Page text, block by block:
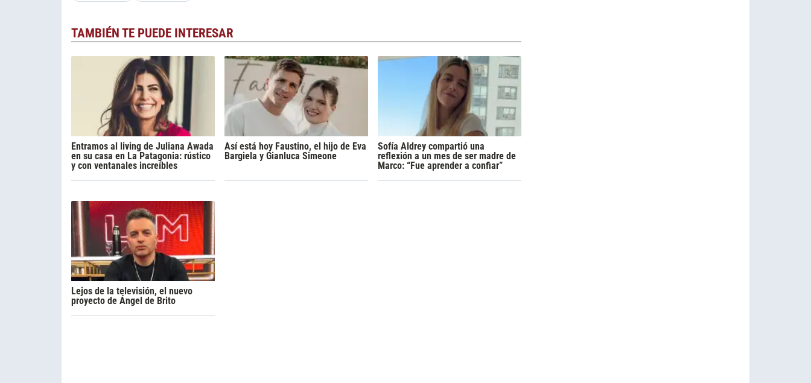
TAMBIÉN TE PUEDE INTERESAR
Entramos al living de Juliana Awada
en su casa en La Patagonia: rústico
y con ventanales increíbles
Así está hoy Faustino, el hijo de Eva
Bargiela y Gianluca Simeone
Sofía Aldrey compartió una
reflexión a un mes de ser madre de
Marco: “Fue aprender a confiar”
Lejos de la televisión, el nuevo
proyecto de Ángel de Brito